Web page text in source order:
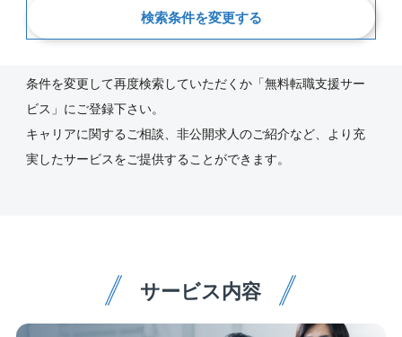
検索条件を変更する
条件を変更して再度検索していただくか「無料転職支援サー
ビス」にご登録下さい。
キャリアに関するご相談、非公開求人のご紹介など、より充
実したサービスをご提供することができます。
サービス内容